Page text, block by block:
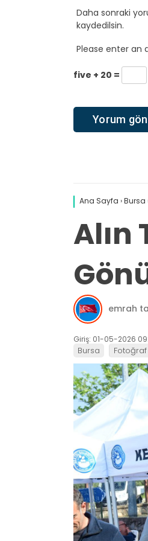
Daha sonraki
kaydedilsin.
Please enter an
five + 20 =
Ana Sayfa ›Bursa
Alın
emrah
Giriş: 01-05-2026
Bursa